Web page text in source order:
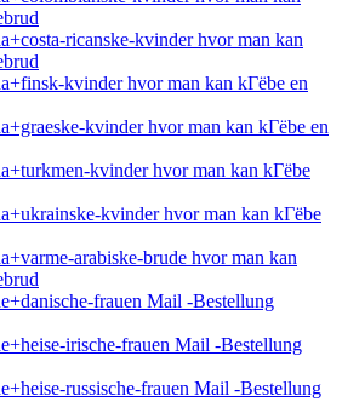
ricanske-kvinder hvor man kan
kvinder hvor man kan kГёbe en
kvinder hvor man kan kГёbe en
kvinder hvor man kan kГёbe
kvinder hvor man kan kГёbe
arabiske-brude hvor man kan
frauen Mail -Bestellung
irische-frauen Mail -Bestellung
russische-frauen Mail -Bestellung